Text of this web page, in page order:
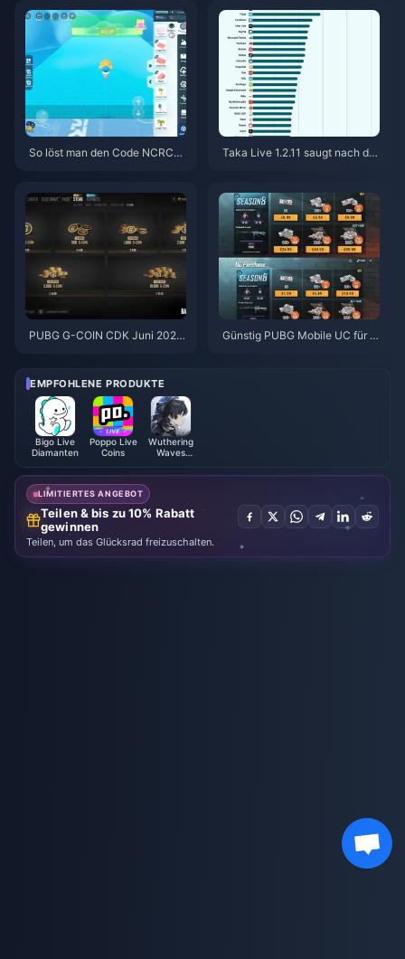
So löst man den Code NCRCK
Taka Live 1.2.11 saugt nach de
ösungen
PUBG G-COIN CDK Juni 2026:
Günstig PUBG Mobile UC für di
EMPFOHLENE PRODUKTE
Bigo Live
Diamanten
Poppo Live
Coins
Wuthering
Waves
LIMITIERTES ANGEBOT
Teilen & bis zu 10% Rabatt
gewinnen
Teilen, um das Glücksrad freizuschalten.